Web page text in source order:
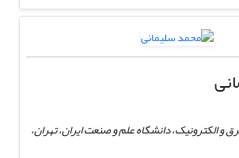
و الکترونیک، دانشگاه علم و صنعت ایران، تهران،